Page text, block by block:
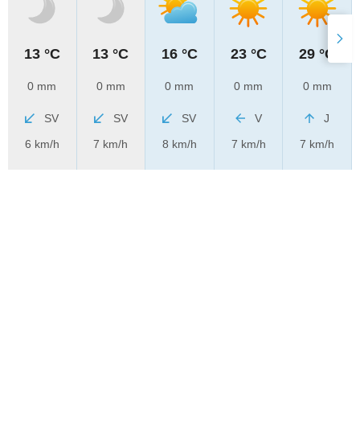
13 °C
0 mm
SV
6 km/h
13 °C
0 mm
SV
7 km/h
16 °C
0 mm
SV
8 km/h
23 °C
0 mm
V
7 km/h
29 °C
0 mm
J
7 km/h